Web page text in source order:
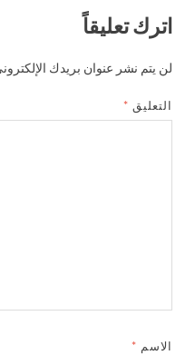
اترك تعليقاً
لن يتم نشر عنوان بريدك
التعليق *
الاسم *